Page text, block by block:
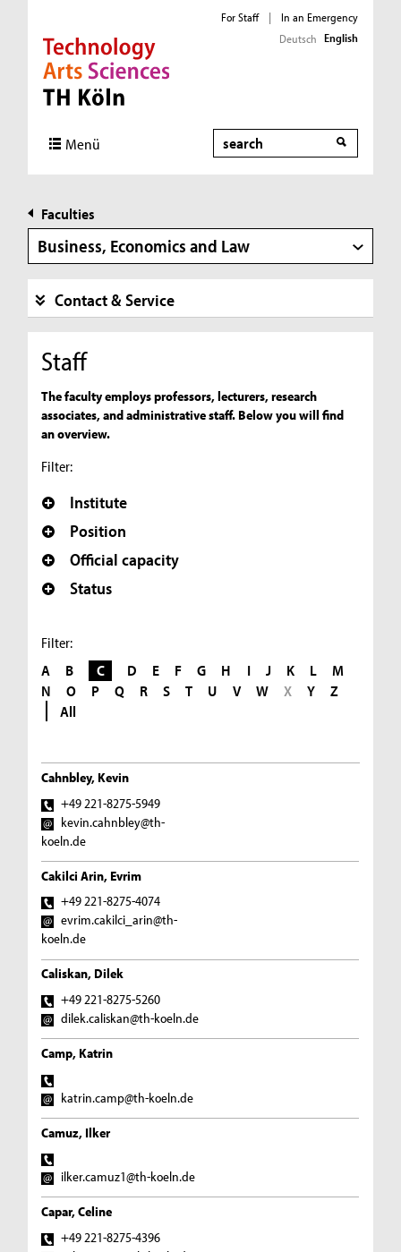
Direkt zur Hauptnavigation
Direkt zur Subnavigation
Direkt zum Inhalt
Direkt zum Fußbereich
For Staff |
In an Emergency
Deutsch English
Menü Search
Faculties
Business, Economics and Law
Contact & Service
Staff
The faculty employs professors, lecturers, research
associates, and administrative staff. Below you will find
an overview.
Filter:
Institute
Position
Official capacity
Status
Filter:
A B C D E F G H I J K L
M
N
O P Q R S T U V W X Y
Z
All
Cahnbley, Kevin
+49 221-8275-5949
kevin.cahnbley@th-
koeln.de
Cakilci Arin, Evrim
+49 221-8275-4074
evrim.cakilci_arin@th-
koeln.de
Caliskan, Dilek
+49 221-8275-5260
dilek.caliskan@th-koeln.de
Camp, Katrin
katrin.camp@th-koeln.de
Camuz, Ilker
ilker.camuz1@th-koeln.de
Capar, Celine
+49 221-8275-4396